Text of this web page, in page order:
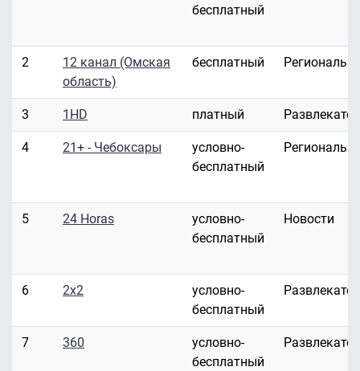
бесплатный
2
12 канал (Омская
область)
бесплатный
3 1HD платный
4 21+ - Чебоксары
условно-
бесплатный
5 24 Horas
условно-
бесплатный
Новости
6 2x2
условно-
бесплатный
7 360
условно-
бесплатный